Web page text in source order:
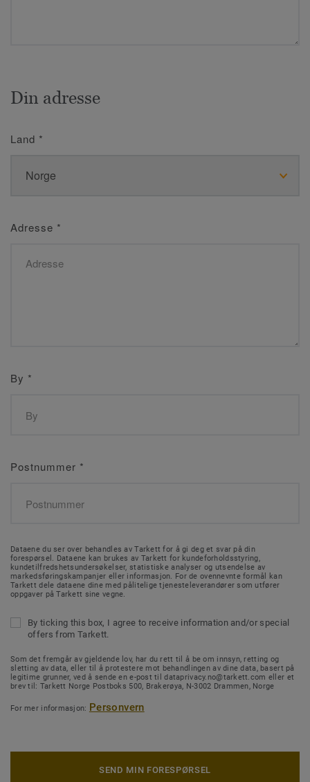
Din adresse
Land *
Adresse *
By *
Postnummer *
Dataene du ser over behandles av Tarkett for å gi deg et svar på din
forespørsel. Dataene kan brukes av Tarkett for kundeforholdsstyring,
kundetilfredshetsundersøkelser, statistiske analyser og utsendelse av
markedsføringskampanjer eller informasjon. For de ovennevnte formål kan
Tarkett dele dataene dine med pålitelige tjenesteleverandører som utfører
oppgaver på Tarkett sine vegne.
By ticking this box, I agree to receive information and/or special
offers from Tarkett.
Som det fremgår av gjeldende lov, har du rett til å be om innsyn, retting og
sletting av data, eller til å protestere mot behandlingen av dine data, basert på
legitime grunner, ved å sende en e-post til dataprivacy.no@tarkett.com eller et
brev til: Tarkett Norge Postboks 500, Brakerøya, N-3002 Drammen, Norge
For mer informasjon: Personvern
SEND MIN FORESPØRSEL